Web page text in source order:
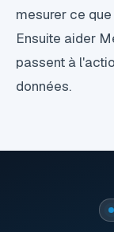
mesurer ce
Ensuite aider
passent à
données.